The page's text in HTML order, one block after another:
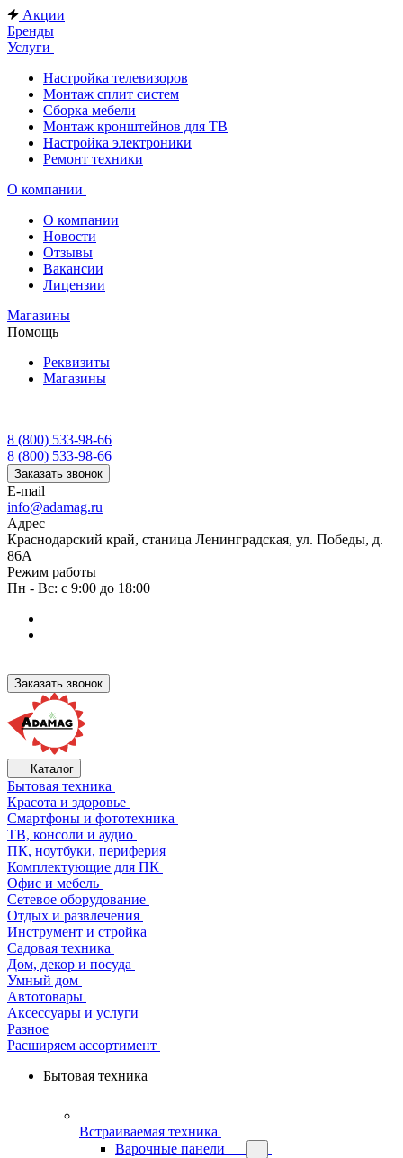
Акции
Бренды
Услуги
Настройка телевизоров
Монтаж сплит систем
Сборка мебели
Монтаж кронштейнов для ТВ
Настройка электроники
Ремонт техники
О компании
О компании
Новости
Отзывы
Вакансии
Лицензии
Магазины
Помощь
Реквизиты
Магазины
8 (800) 533-98-66
8 (800) 533-98-66
Заказать звонок
E-mail
info@adamag.ru
Адрес
Краснодарский край, станица Ленинградская, ул. Победы, д.
86А
Режим работы
Пн - Вс: с 9:00 до 18:00
Заказать звонок
Каталог
Бытовая техника
Красота и здоровье
Смартфоны и фототехника
ТВ, консоли и аудио
ПК, ноутбуки, периферия
Комплектующие для ПК
Офис и мебель
Сетевое оборудование
Отдых и развлечения
Инструмент и стройка
Садовая техника
Дом, декор и посуда
Умный дом
Автотовары
Аксессуары и услуги
Разное
Расширяем ассортимент
Бытовая техника
Встраиваемая техника
Варочные панели